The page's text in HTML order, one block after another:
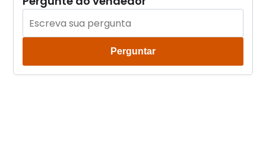
Perguntar